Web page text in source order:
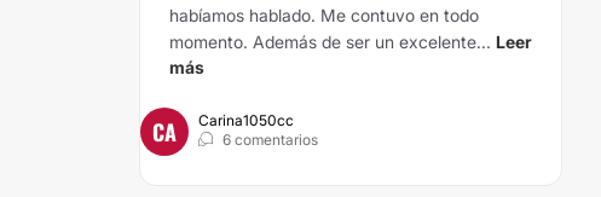
habíamos hablado. Me contuvo en todo
momento. Además de ser un excelente... Leer
más
CA
Carina1050cc
6 comentarios